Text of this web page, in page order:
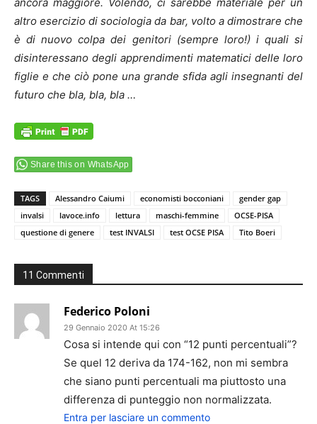
altro esercizio di sociologia da bar, volto a dimostrare che
è di nuovo colpa dei genitori (sempre loro!) i quali si
disinteressano degli apprendimenti matematici delle loro
figlie e che ciò pone una grande sfida agli insegnanti del
futuro che bla, bla, bla …
Share this on WhatsApp
TAGS Alessandro Caiumi economisti bocconiani
gender gap
invalsi
lavoce.info lettura maschi-femmine
OCSE-PISA
questione di genere
test INVALSI test OCSE PISA Tito Boeri
11 Commenti
Federico Poloni
29 Gennaio 2020 At 15:26
Cosa si intende qui con “12 punti percentuali”?
Se quel 12 deriva da 174-162, non mi sembra
che siano punti percentuali ma piuttosto una
differenza di punteggio non normalizzata.
Entra per lasciare un commento